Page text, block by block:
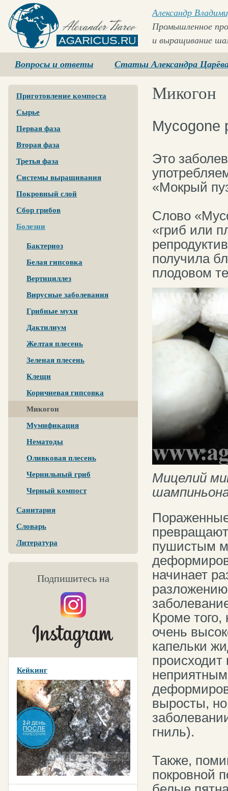
Agaricus.ru
Александр
Промышленное
и выращивание
Вопросы и ответы Статьи Александра
Приготовление компоста
Сырье
Первая фаза
Вторая фаза
Третья фаза
Системы выращивания
Покровный слой
Сбор грибов
Болезни
Бактериоз
Белая гипсовка
Вертициллез
Вирусные заболевания
Грибные мухи
Дактилиум
Желтая плесень
Зеленая плесень
Клещи
Коричневая гипсовка
Микогон
Мумификация
Нематоды
Оливковая плесень
Чернильный гриб
Черный компост
Санитария
Словарь
Литература
Подпишитесь на
Кейкинг
Микогон
Mycogone
Это
«Мокрый
Слово
«гриб или
получила
плодовом
Мицелий
пушистым
начинает
Кроме того,
очень
капельки
выросты, но
гниль).
Также,
покровной